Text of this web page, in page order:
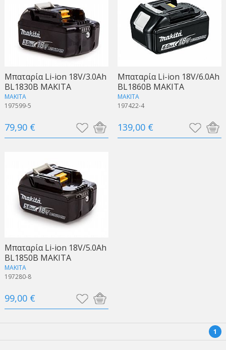
Μπαταρία Li-ion 18V/3.0Ah
BL1830B MAKITA
MAKITA
197599-5
79,90 €
Μπαταρία Li-ion 18V/6.0Ah
BL1860B MAKITA
MAKITA
197422-4
139,00 €
Μπαταρία Li-ion 18V/5.0Ah
BL1850B MAKITA
MAKITA
197280-8
99,00 €
1